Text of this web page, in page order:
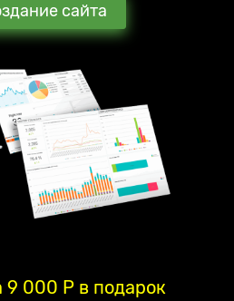
сайта
9 000 P в подарок